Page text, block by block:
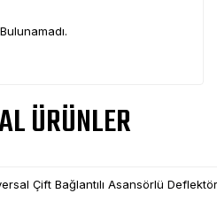
ÜRÜNLER